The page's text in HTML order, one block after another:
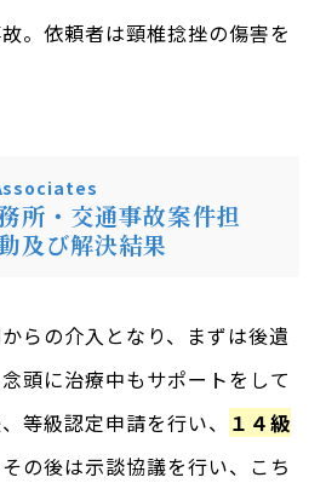
。依頼者は頸椎捻挫の傷害を
所・交通事故案件担
及び解決結果
らの介入となり、まずは後遺
頭に治療中もサポートをして
等級認定申請を行い、 １４級
の後は示談協議を行い、こち